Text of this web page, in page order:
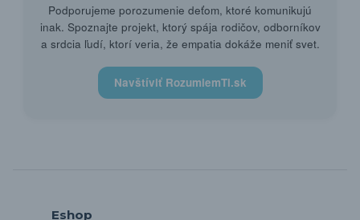
Podporujeme porozumenie deťom, ktoré komunikujú
inak. Spoznajte projekt, ktorý spája rodičov, odborníkov
a srdcia ľudí, ktorí veria, že empatia dokáže meniť svet.
Navštíviť RozumiemTi.sk
Eshop